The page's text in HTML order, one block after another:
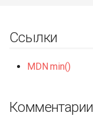
Ссылки
MDN min()
Комментарии